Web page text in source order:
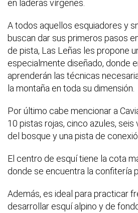
en laderas vírgenes.
A todos aquellos esquiadores y
buscan dar sus primeros pasos
de pista, Las Leñas les propone
especialmente diseñado, donde
aprenderán las técnicas
la montaña en toda su dimensión.
Por último cabe mencionar a
10 pistas rojas, cinco azules, seis
del bosque y una pista de
El centro de esquí tiene la cota
donde se encuentra la confitería
Además, es ideal para practicar
desarrollar esquí alpino y de